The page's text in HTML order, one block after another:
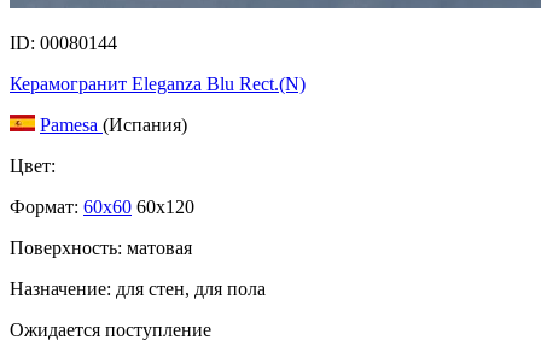
ID: 00080144
Керамогранит Eleganza Blu Rect.(N)
Pamesa (Испания)
Цвет:
Формат: 60x60 60x120
Поверхность: матовая
Назначение: для стен, для пола
Ожидается поступление